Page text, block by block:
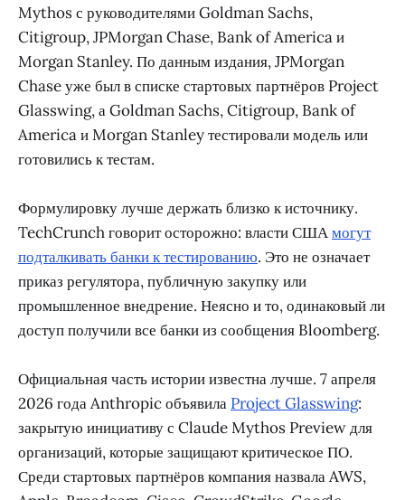
Mythos с руководителями Goldman Sachs,
Citigroup, JPMorgan Chase, Bank of America и
Morgan Stanley. По данным издания, JPMorgan
Chase уже был в списке стартовых партнёров Project
Glasswing, а Goldman Sachs, Citigroup, Bank of
America и Morgan Stanley тестировали модель или
готовились к тестам.
Формулировку лучше держать близко к источнику.
TechCrunch говорит осторожно: власти СШАмогут
подталкивать банки к тестированию. Это не означает
приказ регулятора, публичную закупку или
промышленное внедрение. Неясно и то, одинаковый ли
доступ получили все банки из сообщения Bloomberg.
Официальная часть истории известна лучше. 7 апреля
2026 года Anthropic объявила Project Glasswing:
закрытую инициативу с Claude Mythos Preview для
организаций, которые защищают критическое ПО.
Среди стартовых партнёров компания назвала AWS,